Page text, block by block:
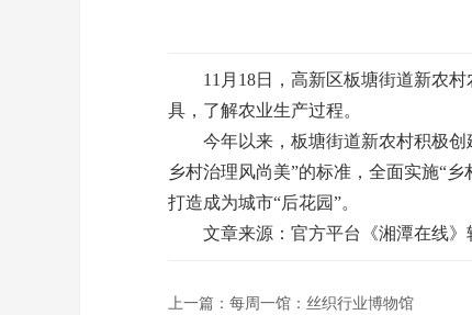
11月18日，高新区板塘街道新农村
具，了解农业生产过程。
今年以来，板塘街道新农村积极创建
乡村治理风尚美”的标准，全面实施“
打造成为城市“后花园”。
文章来源：官方平台《湘潭在线
上一篇： 每周一馆：丝织行业博物馆